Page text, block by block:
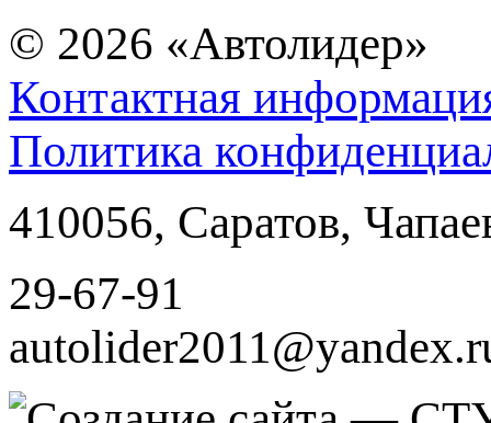
© 2026 «Автолидер»
Контактная
Политика
410056, Саратов,
29-67-91